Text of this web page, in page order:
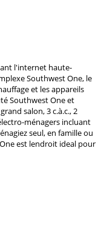
l'internet haute-
Southwest One, le
et les appareils
Southwest One et
salon, 3 c.à.c., 2
ménagers incluant
seul, en famille ou
est lendroit ideal pour